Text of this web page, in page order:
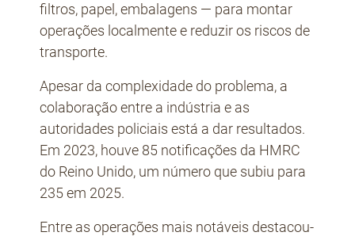
filtros, papel, embalagens — para montar
operações localmente e reduzir os riscos de
transporte.
Apesar da complexidade do problema, a
colaboração entre a indústria e as
autoridades policiais está a dar resultados.
Em 2023, houve 85 notificações da HMRC
do Reino Unido, um número que subiu para
235 em 2025.
Entre as operações mais notáveis destacou-